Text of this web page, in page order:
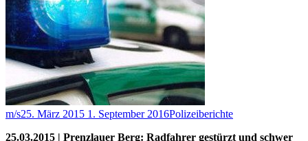
m/s25. März 2015 1. September 2016Polizeiberichte
25.03.2015 | Prenzlauer Berg: Radfahrer gestürzt und schwer